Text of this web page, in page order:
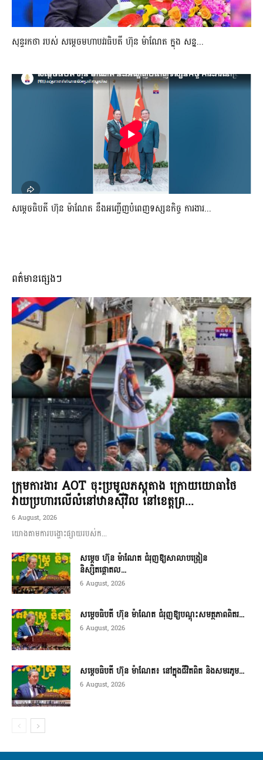
សុន្ទរកថា របស់ សម្ដេចមហាបវរធិបតី ហ៊ុន ម៉ាណែត ក្នុង សន្ន...
សម្តេចធិបតី ហ៊ុន ម៉ាណែត នឹងអញ្ជើញបំពេញទស្សនកិច្ច ការងារ...
ពត៌មានផ្សេងៗ
ក្រុមការងារ AOT ចុះប្រមូលភស្តុតាង ក្រោយយោធាថៃ
វាយប្រហារលើលំនៅឋានស៊ីវិល នៅខេត្តព្រ...
6 August, 2026
យោងតាមការបង្ហោះផ្សាយរបស់ក...
សម្តេច ហ៊ុន ម៉ាណែត ជំរុញឱ្យសាលាបង្រៀន
និស្សិតផ្តោតល...
6 August, 2026
សម្តេចធិបតី ហ៊ុន ម៉ាណែត ជំរុញឱ្យបណ្តុះសមត្ថភាពពិតរ...
6 August, 2026
សម្តេចធិបតី ហ៊ុន ម៉ាណែត៖ នៅក្នុងជីវិតពិត និងសមរភូម...
6 August, 2026